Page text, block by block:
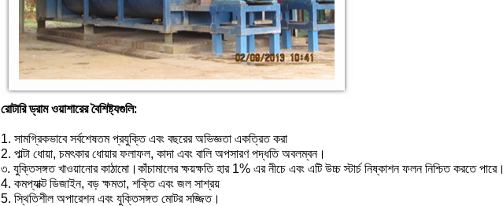
রোটারি ড্রাম ওয়াশারের বৈশিষ্ট্যগুলি:
1. সামগ্রিকভাবে সর্বশেষতম প্রযুক্তি এবং বছরের অভিজ্ঞতা একত্রিত করা
2. পাল্টা ধোয়া, চমৎকার ধোয়ার ফলাফল, কাদা এবং বালি অপসারণ পদ্ধতি অবলম্বন।
৩. যুক্তিসঙ্গত খাওয়ানোর কাঠামো।কাঁচামালের ক্ষয়ক্ষতি হার 1% এর নীচে এবং এটি উচ্চ স্টার্চ নিষ্কাশন ফলন নিশ্চিত করতে পারে।
4. কমপ্যাক্ট ডিজাইন, বড় ক্ষমতা, শক্তি এবং জল সাশ্রয়
5. স্থিতিশীল অপারেশন এবং যুক্তিসঙ্গত মোটর সজ্জিত।